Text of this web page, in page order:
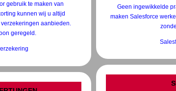
gebruik te maken van
kunnen wij u altijd
aanbieden.
geregeld.
Geen ingewikkelde
maken Salesforce